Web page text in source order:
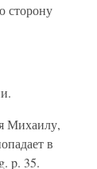
сторону
Михаилу,
в
p. 35.